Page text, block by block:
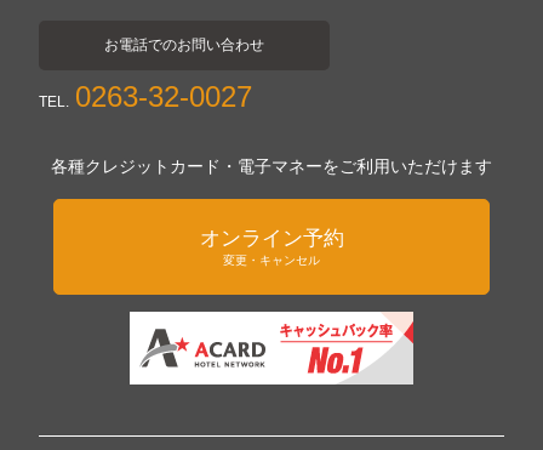
お電話でのお問い合わせ
TEL. 0263-32-0027
各種クレジットカード・電子マネーをご利用いただけます
オンライン予約
変更・キャンセル